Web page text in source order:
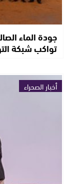
جودة الماء
تواكب شبكة
أخبار الصحراء